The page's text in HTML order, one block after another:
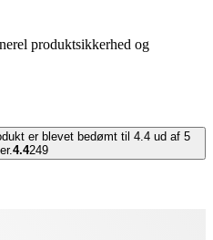
produktsikkerhed og
er blevet bedømt til 4.4 ud af 5
4.4249